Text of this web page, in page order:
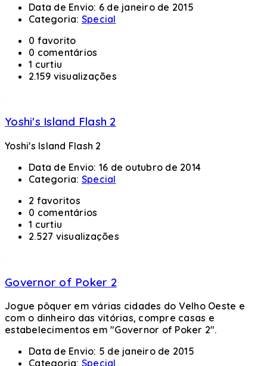
Data de Envio: 6 de janeiro de 2015
Categoria: Special
0 favorito
0 comentários
1 curtiu
2.159 visualizações
Yoshi's Island Flash 2
Yoshi's Island Flash 2
Data de Envio: 16 de outubro de 2014
Categoria: Special
2 favoritos
0 comentários
1 curtiu
2.527 visualizações
Governor of Poker 2
Jogue pôquer em várias cidades do Velho Oeste e
com o dinheiro das vitórias, compre casas e
estabelecimentos em "Governor of Poker 2".
Data de Envio: 5 de janeiro de 2015
Categoria: Special